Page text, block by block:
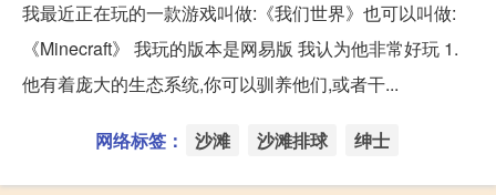
我最近正在玩的一款游戏叫做:《我们世界》也可以叫做:
《Minecraft》 我玩的版本是网易版 我认为他非常好玩 1.
他有着庞大的生态系统,你可以驯养他们,或者干...
网络标签： 沙滩 沙滩排球 绅士